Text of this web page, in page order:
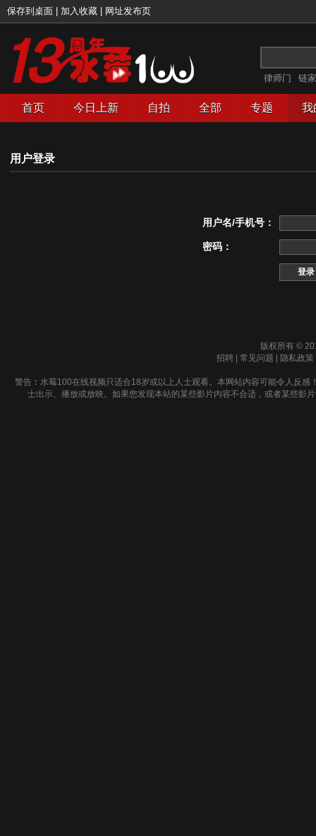
保存到桌面 加入收藏 网址发布页
律师门 链
首页 今日上新 自拍 全部 专题 我
用户登录
用户名/手机号：
密码：
版权所有 ©
招聘
常见问题 隐私政策
警告︰水莓100在线视频只适合18岁或以上人士观看。本网站内容可能令人反
士出示、播放或放映。如果您发现本站的某些影片内容不合适，或者某些